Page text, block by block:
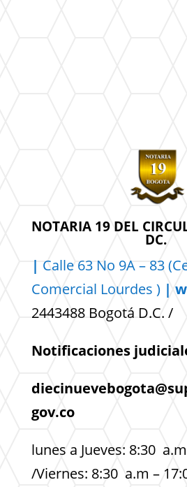
NOTARIA 19 DEL
DC.
| Calle 63 No 9A – 83
Comercial Lourdes ) |
2443488 Bogotá D.C. /
Notificaciones
gov.co
lunes a Jueves: 8:30
/Viernes: 8:30 a.m –